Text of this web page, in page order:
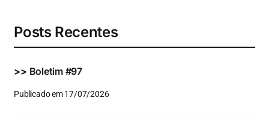
Posts Recentes
>> Boletim #97
Publicado em 17/07/2026